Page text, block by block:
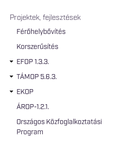
Projektek, fejlesztések
Férőhelybővítés
Korszerűsítés
EFOP 1.3.3.
TÁMOP 5.6.3.
EKOP
ÁROP-1.2.1.
Országos Közfoglalkoztatási
Program